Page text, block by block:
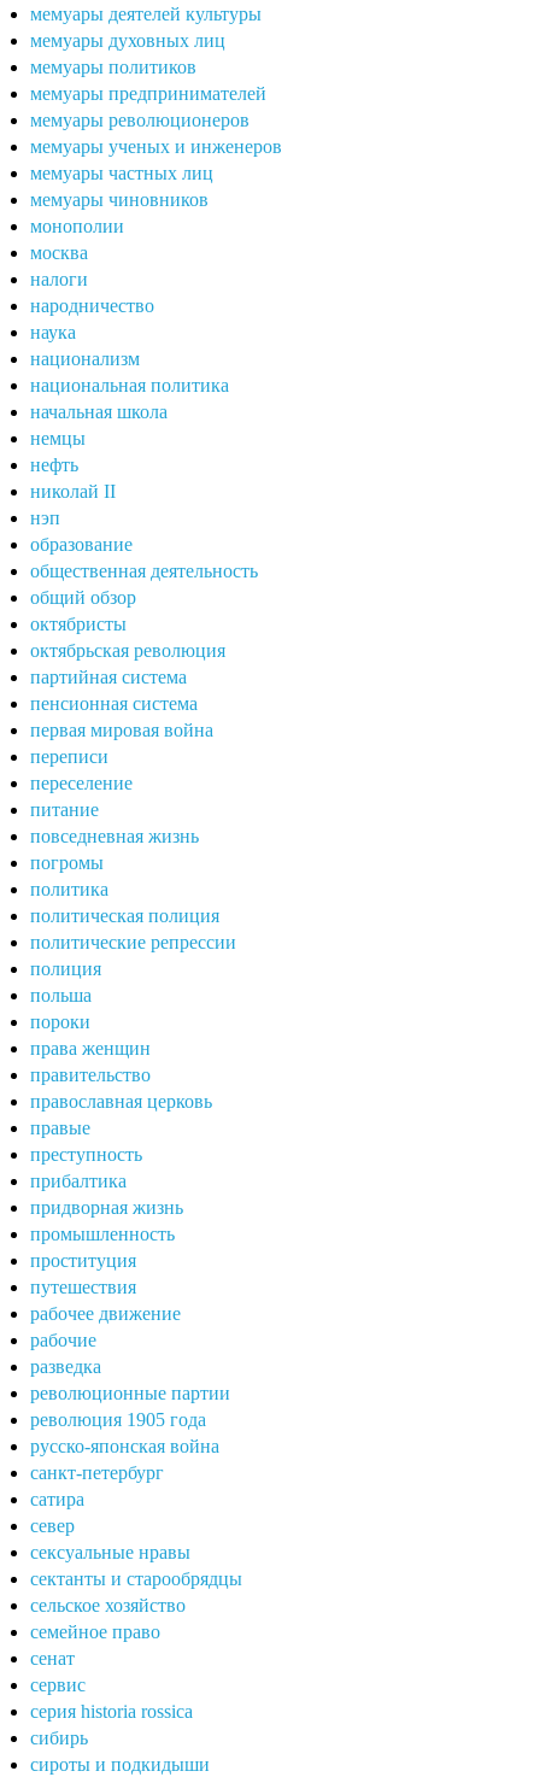
мемуары деятелей культуры
мемуары духовных лиц
мемуары политиков
мемуары предпринимателей
мемуары революционеров
мемуары ученых и инженеров
мемуары частных лиц
мемуары чиновников
монополии
москва
налоги
народничество
наука
национализм
национальная политика
начальная школа
немцы
нефть
николай II
нэп
образование
общественная деятельность
общий обзор
октябристы
октябрьская революция
партийная система
пенсионная система
первая мировая война
переписи
переселение
питание
повседневная жизнь
погромы
политика
политическая полиция
политические репрессии
полиция
польша
пороки
права женщин
правительство
православная церковь
правые
преступность
прибалтика
придворная жизнь
промышленность
проституция
путешествия
рабочее движение
рабочие
разведка
революционные партии
революция 1905 года
русско-японская война
санкт-петербург
сатира
север
сексуальные нравы
сектанты и старообрядцы
сельское хозяйство
семейное право
сенат
сервис
серия historia rossica
сибирь
сироты и подкидыши